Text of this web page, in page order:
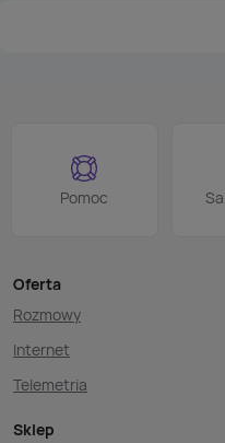
Pomoc
Oferta
Rozmowy
Internet
Telemetria
Sklep